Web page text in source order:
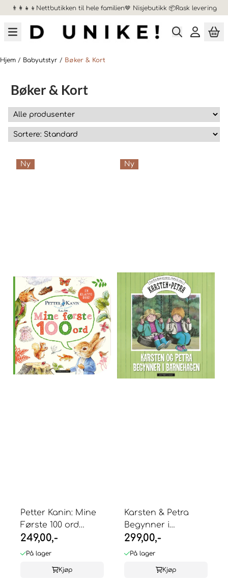
Hopp til innhold
👨‍👩‍👧‍👦Nettbutikken til hele familien🤎 Nisjebutikk 📦Rask levering
Hjem / Babyutstyr / Bøker & Kort
Bøker & Kort
Ny
Petter Kanin: Mine
Første 100 ord
Beatrix Potter
249,00,-
På lager
Kjøp
Ny
Karsten & Petra
Begynner i
Barnehagen
299,00,-
På lager
Kjøp